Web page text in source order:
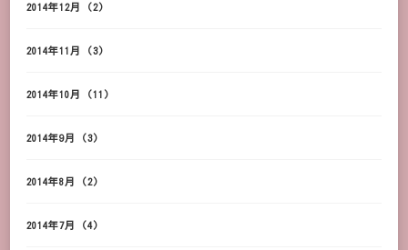
2014年12月 (2)
2014年11月 (3)
2014年10月 (11)
2014年9月 (3)
2014年8月 (2)
2014年7月 (4)